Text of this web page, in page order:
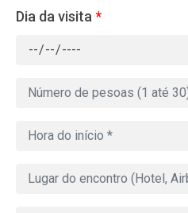
Dia da visita *